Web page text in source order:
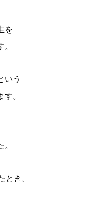
を
いう
。
とき、